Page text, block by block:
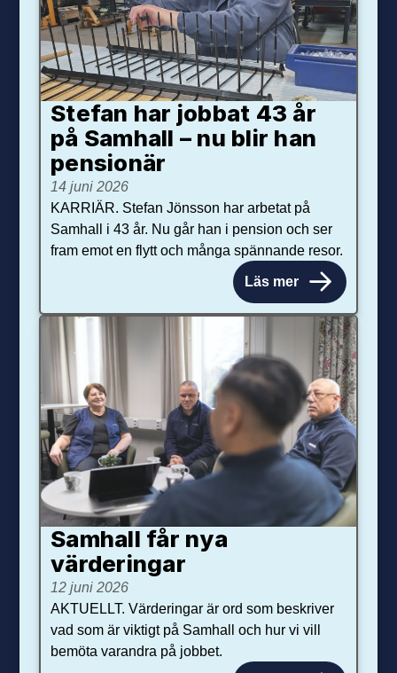
Stefan har jobbat 43 år
på Samhall – nu blir han
pensionär
14 juni 2026
KARRIÄR. Stefan Jönsson har arbetat på
Samhall i 43 år. Nu går han i pension och ser
fram emot en flytt och många spännande resor.
Läs mer
Samhall får nya
värdering­ar
12 juni 2026
AKTUELLT. Värderingar är ord som beskriver
vad som är viktigt på Samhall och hur vi vill
bemöta varandra på jobbet.